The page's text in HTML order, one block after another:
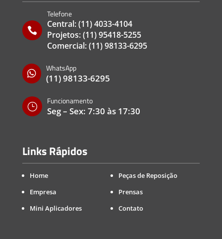

Telefone
Central:(11) 4033-4104
Projetos:(11) 95418-5255
Comercial:(11) 98133-6295

WhatsApp
(11) 98133-6295
}
Funcionamento
Seg – Sex: 7:30 às 17:30
Links Rápidos
Home
Empresa
Mini Aplicadores
Peças de Reposição
Prensas
Contato